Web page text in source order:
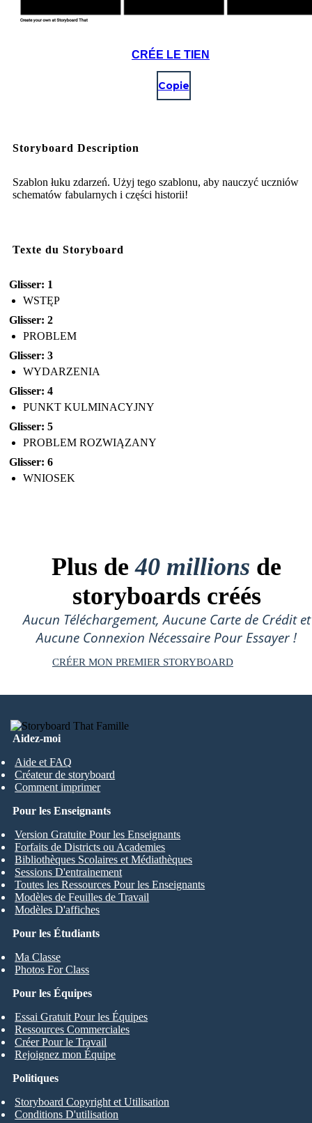
CRÉE LE TIEN
Copie
Storyboard Description
Szablon łuku zdarzeń. Użyj tego szablonu, aby nauczyć uczniów
schematów fabularnych i części historii!
Texte du Storyboard
Glisser: 1
WSTĘP
Glisser: 2
PROBLEM
Glisser: 3
WYDARZENIA
Glisser: 4
PUNKT KULMINACYJNY
Glisser: 5
PROBLEM ROZWIĄZANY
Glisser: 6
WNIOSEK
Plus de40 millions de
storyboards créés
Aucun Téléchargement, Aucune Carte de Crédit et
Aucune Connexion Nécessaire Pour Essayer !
CRÉER MON PREMIER STORYBOARD
Aidez-moi
Aide et FAQ
Créateur de storyboard
Comment imprimer
Pour les Étudiants
Ma Classe
Photos For Class
Pour les Enseignants
Version Gratuite Pour les Enseignants
Forfaits de Districts ou Academies
Bibliothèques Scolaires et Médiathèques
Sessions D'entrainement
Toutes les Ressources Pour les Enseignants
Modèles de Feuilles de Travail
Modèles D'affiches
Pour les Équipes
Essai Gratuit Pour les Équipes
Ressources Commerciales
Créer Pour le Travail
Rejoignez mon Équipe
Politiques
Storyboard Copyright et Utilisation
Conditions D'utilisation